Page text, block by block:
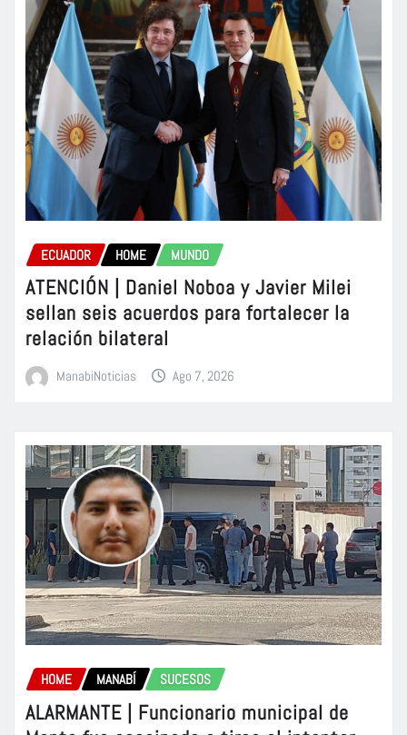
ECUADOR HOME MUNDO
ATENCIÓN | Daniel Noboa y Javier Milei
sellan seis acuerdos para fortalecer la
relación bilateral
ManabiNoticias Ago 7, 2026
HOME MANABÍ SUCESOS
ALARMANTE | Funcionario municipal de